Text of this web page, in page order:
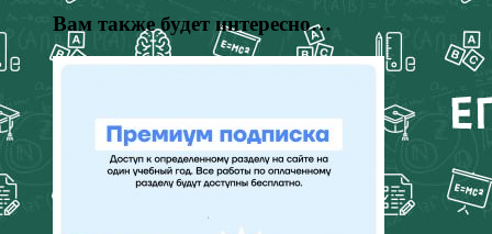
Вам также будет интересно…